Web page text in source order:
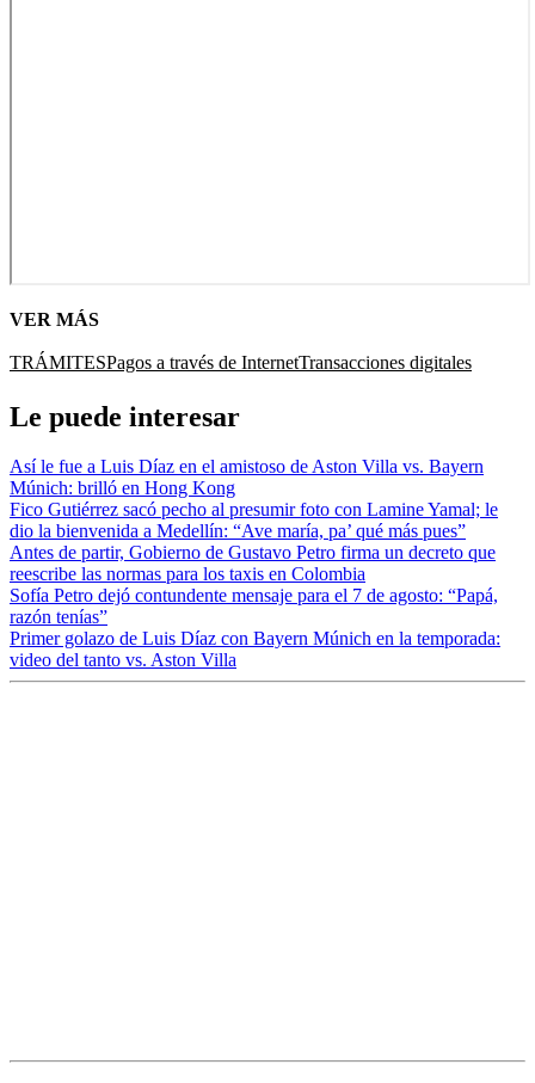
VER MÁS
TRÁMITESPagos a través de InternetTransacciones digitales
Le puede interesar
Así le fue a Luis Díaz en el amistoso de Aston Villa vs. Bayern
Múnich: brilló en Hong Kong
Fico Gutiérrez sacó pecho al presumir foto con Lamine Yamal; le
dio la bienvenida a Medellín: “Ave maría, pa’ qué más pues”
Antes de partir, Gobierno de Gustavo Petro firma un decreto que
reescribe las normas para los taxis en Colombia
Sofía Petro dejó contundente mensaje para el 7 de agosto: “Papá,
razón tenías”
Primer golazo de Luis Díaz con Bayern Múnich en la temporada:
video del tanto vs. Aston Villa